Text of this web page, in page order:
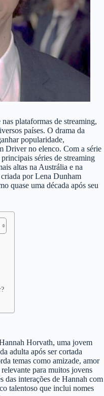
plataformas de streaming,
países. O drama da
popularidade,
Driver no elenco. Com a série
séries de streaming
altas na Austrália e na
por Lena Dunham
quase uma década após seu
Horvath, uma jovem
adulta após ser cortada
temas como amizade, amor
para muitos jovens
das interações de Hannah com
talentoso que inclui nomes